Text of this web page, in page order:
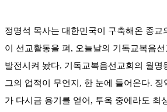
정명석 목사는 대한민국이 구축해온 종교
이 선교활동을 펴, 오늘날의 기독교복음
발전시켜 놨다. 기독교복음선교회의 월명
그의 업적이 무언지, 한 눈에 들어온다. 징
가 다시금 용기를 얻어, 투옥 중에라도 최